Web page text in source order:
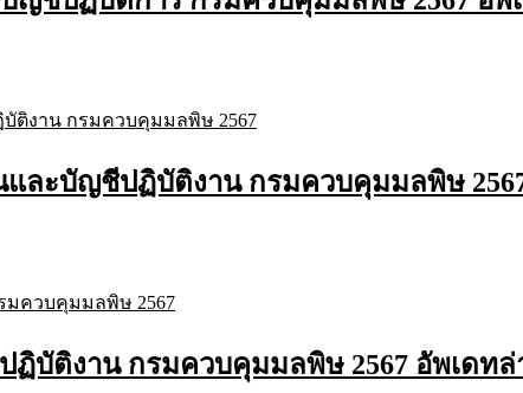
และบัญชีปฏิบัติงาน กรมควบคุมมลพิษ
ฏิบัติงาน กรมควบคุมมลพิษ 2567 อัพเดท